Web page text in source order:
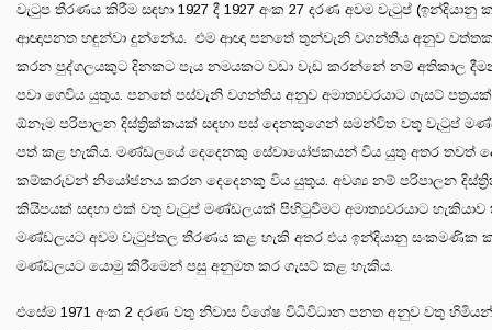
වැටුප තීරණය කිරීම සඳහා 1927 දී 1927 අංක 27 දරණ අවම වැටුප් (ඉන්දියානු
ආඥාපනත හඳුන්වා දුන්නේය. එම ආඥා පනතේ තුන්වැනි වගන්තිය අනුව වත්තක
කරන පුද්ගලයකුට දිනකට පැය නමයකට වඩා වැඩ කරන්නේ නම් අතිකාල
පවා ගෙවිය යුතුය. පනතේ පස්වැනි වගන්තිය අනුව අමාත්‍යවරයාට ගැසට්
ඕනෑම පරිපාලන දිස්ත්‍රික්කයක් සඳහා පස් දෙනකුගෙන් සමන්විත වතු වැටුප්
පත් කළ හැකිය. මණ්ඩලයේ දෙදෙනකු සේවායෝජකයන් විය යුතු අතර තවත්
කම්කරුවන් නියෝජනය කරන දෙදෙනකු විය යුතුය. අවශ්‍ය නම් පරිපාලන
කියිපයක් සඳහා එක් වතු වැටුප් මණ්ඩලයක් පිහිටුවීමට අමාත්‍යවරයාට හැකියාව
මණ්ඩලයට අවම වැටුප්තල තීරණය කළ හැකි අතර එය ඉන්දියානු සංකමණික
මණ්ඩලයට යොමු කිරීමෙන් පසු අනුමත කර ගැසට් කළ හැකිය.
එසේම 1971 අංක 2 දරණ වතු නිවාස විශේෂ විධිවිධාන පනත අනුව වතු